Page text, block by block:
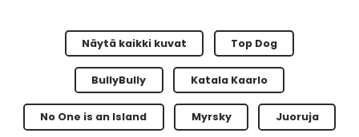
Näytä kaikki kuvat Top Dog
BullyBully Katala Kaarlo
No One is an Island Myrsky Juoruja